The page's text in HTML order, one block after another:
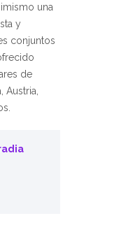
una
y
conjuntos
de
Austria,